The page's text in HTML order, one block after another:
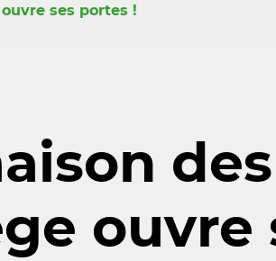
ses portes !
ouvre